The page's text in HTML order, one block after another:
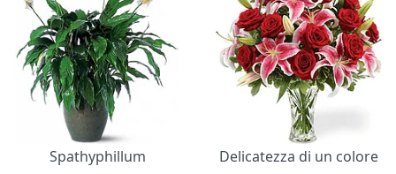
Spathyphillum
Delicatezza di un colore